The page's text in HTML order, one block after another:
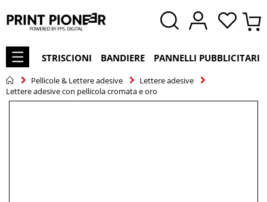
STRISCIONI BANDIERE PANNELLI PUBBLICITARI
Pellicole & Lettere adesive
Lettere adesive
Lettere adesive con pellicola cromata e oro